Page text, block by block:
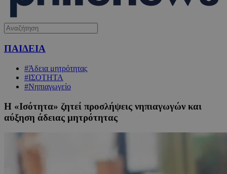
ΠΑΙΔΕΙΑ
#Άδεια μητρότητας
#ΙΣΟΤΗΤΑ
#Νηπιαγωγείο
Η «Ισότητα» ζητεί προσλήψεις νηπιαγωγών και
αύξηση άδειας μητρότητας